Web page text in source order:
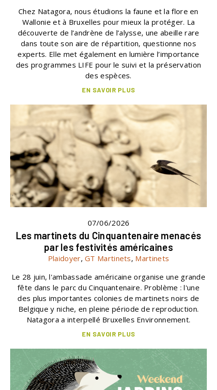
Chez Natagora, nous étudions la faune et la flore en
Wallonie et à Bruxelles pour mieux la protéger. La
découverte de l’andrène de l’alysse, une abeille rare
dans toute son aire de répartition, questionne nos
experts. Elle met également en lumière l’importance
des programmes LIFE pour le suivi et la préservation
des espèces.
EN SAVOIR PLUS
07/06/2026
Les martinets du Cinquantenaire menacés
par les festivités américaines
Plaidoyer,GT Martinets, Martinets
Le 28 juin, l'ambassade américaine organise une grande
fête dans le parc du Cinquantenaire. Problème : l'une
des plus importantes colonies de martinets noirs de
Belgique y niche, en pleine période de reproduction.
Natagora a interpellé Bruxelles Environnement.
EN SAVOIR PLUS